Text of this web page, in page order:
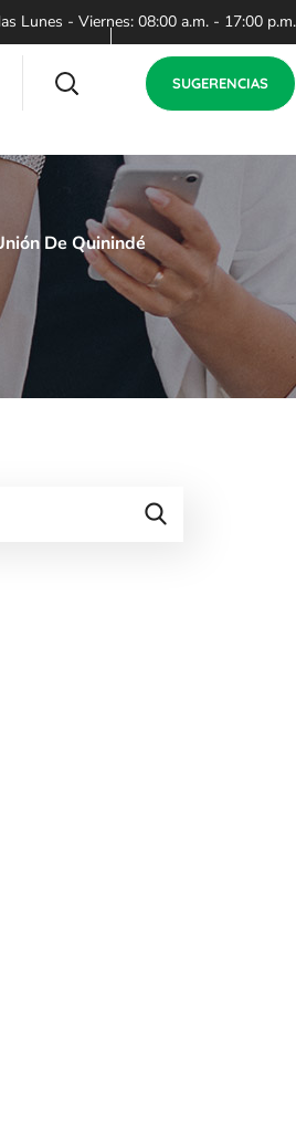
Lunes - Viernes: 08:00 a.m. - 17:00 p.m.
SUGERENCIAS
De Quinindé